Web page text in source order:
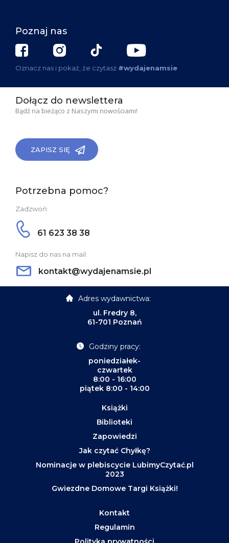
Poznaj nas
Oznacz nas i pokaż, że czytasz #wydajenamsie
Dołącz do newslettera
Bądź na bieżąco z Naszymi nowościami!
ZAPISZ SIĘ
Potrzebna pomoc?
Zadzwoń:
61 623 38 38
Napisz do nas na mail:
kontakt@wydajenamsie.pl
Adres wydawnictwa:
ul. Fredry 8,
61-701 Poznań
Godziny pracy:
poniedziałek-
czwartek
8:00 - 16:00
piątek 8:00 - 14:00
Książki
Biblioteki
Zapowiedzi
Jak czytać Chyłkę?
Nominacje w plebiscycie LubimyCzytać.pl
2023
Gwiezdne Domowe Targi Książki!
Kontakt
Regulamin